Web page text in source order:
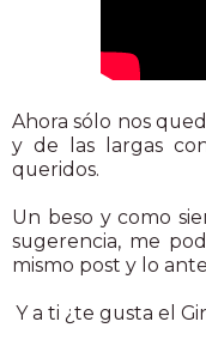
Ahora sólo nos
y de las largas
queridos.
Un beso y como
sugerencia, me
mismo post y lo
Y a ti ¿te gusta el